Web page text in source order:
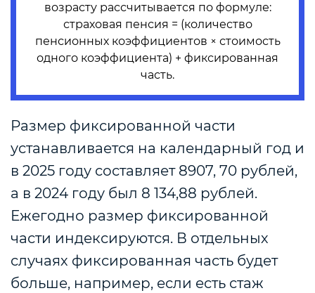
возрасту рассчитывается по формуле:
страховая пенсия = (количество
пенсионных коэффициентов × стоимость
одного коэффициента) + фиксированная
часть.
Размер фиксированной части
устанавливается на календарный год и
в 2025 году составляет 8907, 70 рублей,
а в 2024 году был 8 134,88 рублей.
Ежегодно размер фиксированной
части индексируются. В отдельных
случаях фиксированная часть будет
больше, например, если есть стаж